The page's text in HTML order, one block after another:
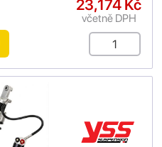
23,174 Kč
včetně DPH